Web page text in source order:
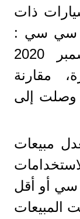
ذات
السعة اللترية ما بين «1500 سي سي :
2000سي سي» خلال ديسمبر 2020
سيارة، مقارنة
2019 والتي وصلت إلى
مبيعات
2000 سي سي أو أقل
حيث وصلت المبيعات